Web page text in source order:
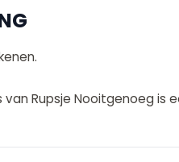
Rupsje Nooitgenoeg is